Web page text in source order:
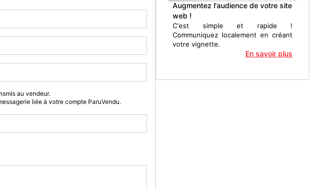
au vendeur.
liée à votre compte ParuVendu.
Augmentez l'audience de votre site
web !
C'est simple et rapide !
Communiquez localement en créant
votre vignette.
En savoir plus